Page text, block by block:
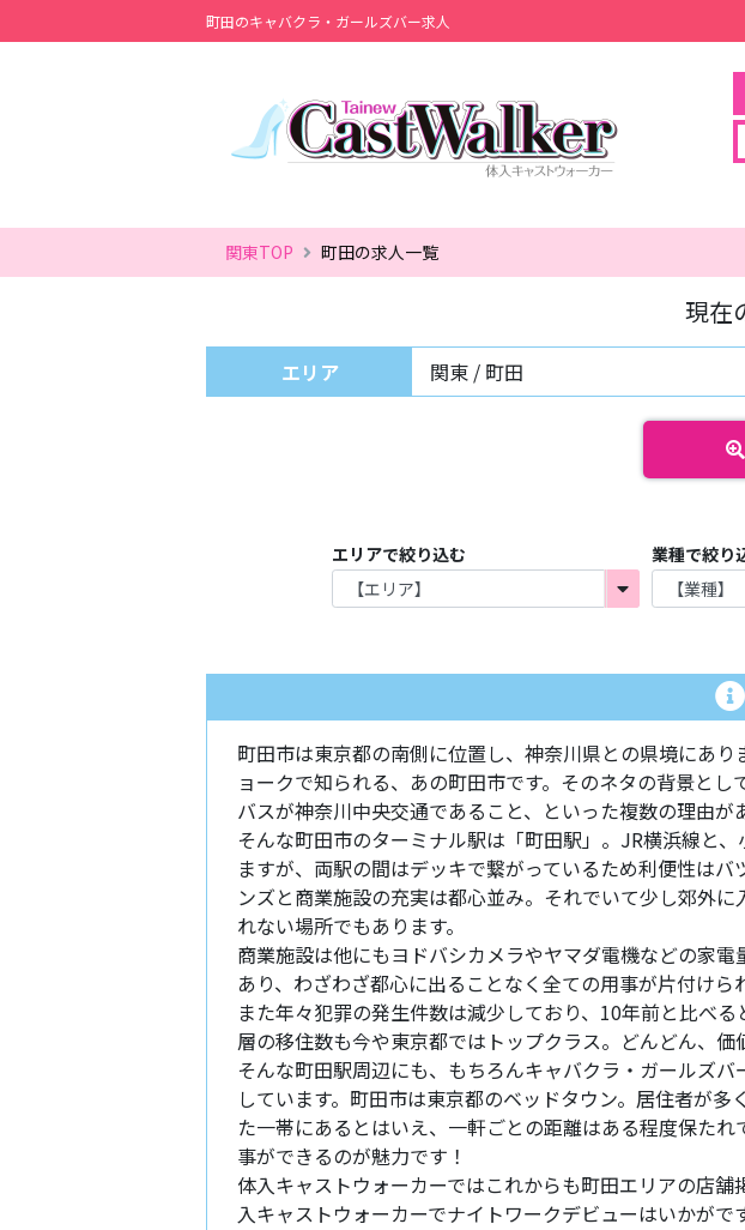
町田のキャバクラ・ガールズバー求人
関東TOP 町田の求人一覧
現在
エリア 関東 / 町田
エリアで絞り込む 業種で絞り
町田市は東京都の南側に位置し、神奈川県との県境にあ
ョークで知られる、あの町田市です。そのネタの背景と
バスが神奈川中央交通であること、といった複数の理由が
そんな町田市のターミナル駅は「町田駅」。JR横浜線と
ますが、両駅の間はデッキで繋がっているため利便性は
ンズと商業施設の充実は都心並み。それでいて少し郊外
れない場所でもあります。
商業施設は他にもヨドバシカメラやヤマダ電機などの家
あり、わざわざ都心に出ることなく全ての用事が片付けら
また年々犯罪の発生件数は減少しており、10年前と比べ
層の移住数も今や東京都ではトップクラス。どんどん、価
そんな町田駅周辺にも、もちろんキャバクラ・ガールズ
しています。町田市は東京都のベッドタウン。居住者が
た一帯にあるとはいえ、一軒ごとの距離はある程度保た
事ができるのが魅力です！
体入キャストウォーカーではこれからも町田エリアの店
入キャストウォーカーでナイトワークデビューはいかがで